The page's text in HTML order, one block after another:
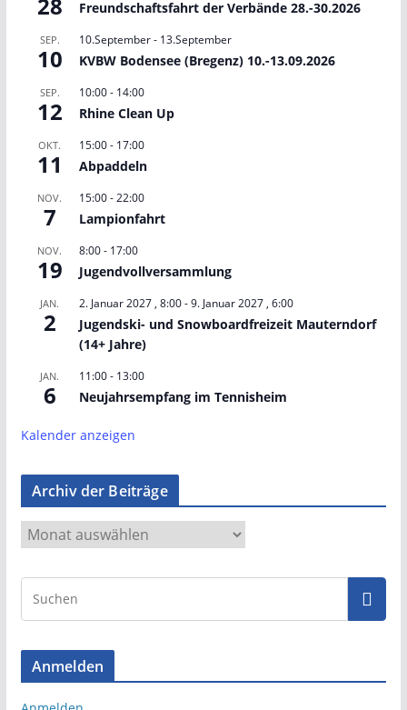
Freundschaftsfahrt der Verbände 28.-30.2026
SEP.
10
10.September- 13.September
KVBW Bodensee (Bregenz) 10.-13.09.2026
SEP.
12
10:00- 14:00
Rhine Clean Up
OKT.
11
15:00- 17:00
Abpaddeln
NOV.
7
15:00-22:00
Lampionfahrt
NOV.
19
8:00- 17:00
Jugendvollversammlung
JAN.
2
2. Januar 2027 , 8:00-9. Januar 2027 , 6:00
Jugendski- und Snowboardfreizeit Mauterndorf
(14+ Jahre)
JAN.
6
11:00- 13:00
Neujahrsempfang im Tennisheim
Kalender anzeigen
Archiv der Beiträge
r
c
i
Anmelden